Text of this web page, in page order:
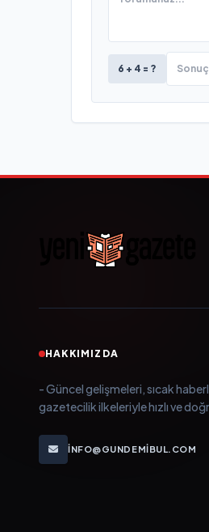
6 + 4 = ?
HAKKIMIZDA
- Güncel gelişmeleri, sıcak
gazetecilik ilkeleriyle hızlı ve
INFO@GUNDEMIBUL.COM